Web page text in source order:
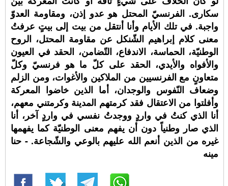
سكارى. الفرنسيّ المحتل هو عدو إذن، ومقاومة العدوّ
واجبة. في تلك الأيام وأنا أنتقل من بيت إلى بيتٍ عرفتُ
معنى كلام إبراهيم الشّنكل عن مقاومة المحتل، الروح
الوطنيّة، الحماسة، الاندفاع، التّضامن، الحقد في العيون
والأفواه والأيدي، الحقد على كلّ ما هو فرنسيّ وكلّ
متعاونٍ مع الفرنسيين من الملاكين والأغوات، ومن الزلم
وضعاف النّفوس والوجدان، أما الذين خاضوا المعركة
وأفلتوا من الاعتقال فقد كرمتهم المدينة وكرمتني معهم،
أنا الذي كنتُ في واردٍ ووجدتُ نفسي في واردٍ آخر، أنا
الذي صار وطنياً دون أن يفهم معنى الوطنيّة كما يفهمها
غيره من الذين أنعم الله عليهم بالوعي والشّجاعة. - حنا
مينه